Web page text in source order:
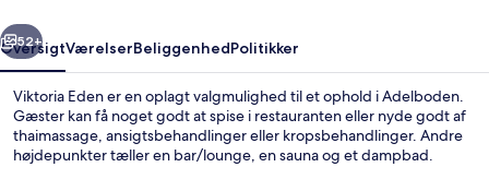
Næste
52+
OversigtVærelserBeliggenhedPolitikker
Viktoria Eden er en oplagt valgmulighed til et ophold i Adelboden.
Gæster kan få noget godt at spise i restauranten eller nyde godt af
thaimassage, ansigtsbehandlinger eller kropsbehandlinger. Andre
højdepunkter tæller en bar/lounge, en sauna og et dampbad.